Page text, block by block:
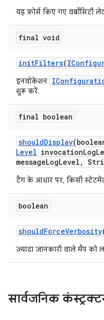
यह फ़ोर्स किए गए वर्बोसिटी
final void
initFilters(
इनवोकेशन
शुरू करें.
final boolean
shouldDisplay
Level invocationLog
messageLogLevel ,
टैग के आधार पर, किसी स्टेटमेंट
boolean
shouldForceVerbosity
ज़्यादा जानकारी वाले मैप को
सार्वजनिक